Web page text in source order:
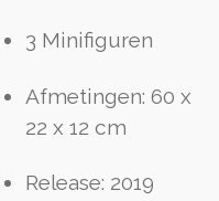
3 Minifiguren
Afmetingen: 60 x
22 x 12 cm
Release: 2019